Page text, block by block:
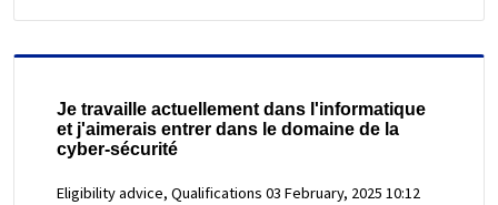
Je travaille actuellement dans l'informatique
et j'aimerais entrer dans le domaine de la
cyber-sécurité
Eligibility advice, Qualifications 03 February, 2025 10:12